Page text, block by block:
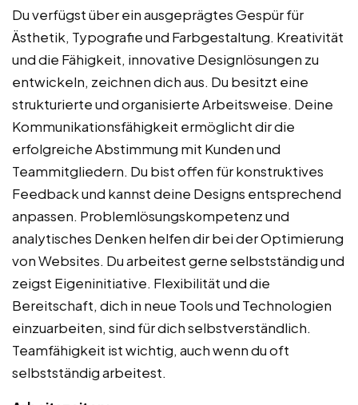
Du verfügst über ein ausgeprägtes Gespür für
Ästhetik, Typografie und Farbgestaltung. Kreativität
und die Fähigkeit, innovative Designlösungen zu
entwickeln, zeichnen dich aus. Du besitzt eine
strukturierte und organisierte Arbeitsweise. Deine
Kommunikationsfähigkeit ermöglicht dir die
erfolgreiche Abstimmung mit Kunden und
Teammitgliedern. Du bist offen für konstruktives
Feedback und kannst deine Designs entsprechend
anpassen. Problemlösungskompetenz und
analytisches Denken helfen dir bei der Optimierung
von Websites. Du arbeitest gerne selbstständig und
zeigst Eigeninitiative. Flexibilität und die
Bereitschaft, dich in neue Tools und Technologien
einzuarbeiten, sind für dich selbstverständlich.
Teamfähigkeit ist wichtig, auch wenn du oft
selbstständig arbeitest.